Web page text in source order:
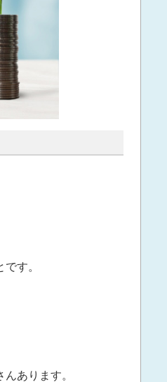
す。
あります。